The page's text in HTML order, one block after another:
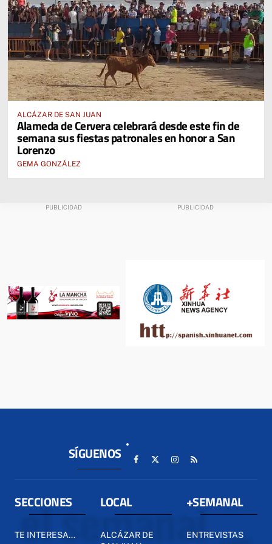
ALCÁZAR DE SAN JUAN
Alameda de Cervera celebrará desde este fin de
semana sus fiestas patronales en honor a San
Lorenzo
GEMA GONZÁLEZ
SÍGUENOS
SECCIONES
TE INTERESA...
LOCAL
ALCÁZAR DE
+SEMANAL
ENTREVISTAS